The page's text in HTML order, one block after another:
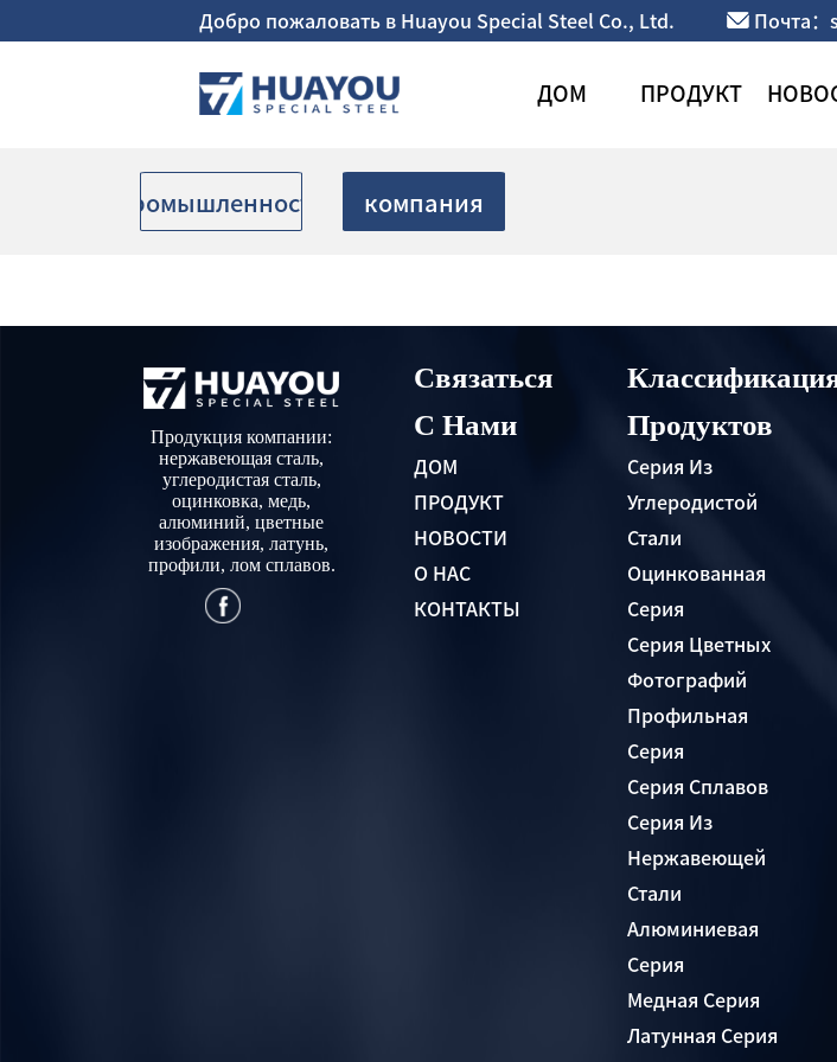
Добро пожаловать в Huayou Special Steel Co., Ltd. Почта：
ДОМ ПРОДУКТ
промышленность компания
Продукция компании:
нержавеющая сталь,
углеродистая сталь,
оцинковка, медь,
алюминий, цветные
изображения, латунь,
профили, лом сплавов.
Связаться
С Нами
ДОМ
ПРОДУКТ
НОВОСТИ
О НАС
КОНТАКТЫ
Продуктов
Серия Из
Углеродистой
Стали
Оцинкованная
Серия
Серия Цветных
Фотографий
Профильная
Серия
Серия Сплавов
Серия Из
Нержавеющей
Стали
Алюминиевая
Серия
Медная Серия
Латунная Серия